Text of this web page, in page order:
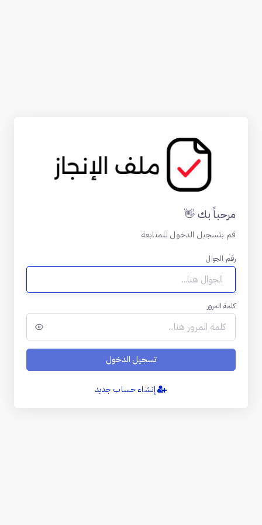
مرحباً بك 👋
قم بتسجيل الدخول للمتابعة
رقم الجوال
كلمة المرور
تسجيل الدخول
إنشاء حساب جديد